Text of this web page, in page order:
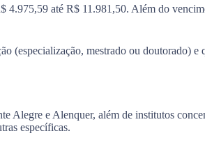
até R$ 11.981,50. Além do
(especialização, mestrado ou doutorado)
e Alenquer, além de institutos
específicas.